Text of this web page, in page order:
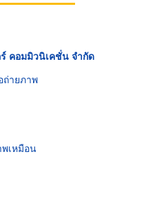
คอมมิวนิเคชั่น จำกัด
ถ่ายภาพ
เหมือน